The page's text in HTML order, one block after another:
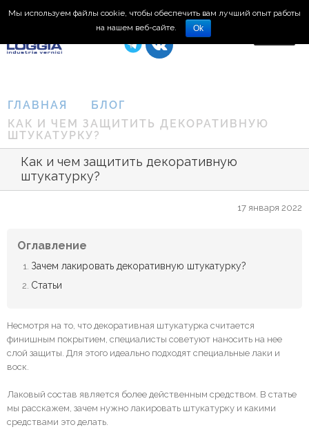
8 (495) 150-66-77
ГЛАВНАЯ
БЛОГ
КАК И ЧЕМ ЗАЩИТИТЬ ДЕКОРАТИВНУЮ
ШТУКАТУРКУ?
Как и чем защитить декоративную
штукатурку?
Несмотря на то, что декоративная штукатурка считается
финишным покрытием, специалисты советуют наносить на нее
слой защиты. Для этого идеально подходят специальные лаки и
воск.
Лаковый состав является более действенным средством. В статье
мы расскажем, зачем нужно лакировать штукатурку и какими
средствами это делать.
17 января 2022
Оглавление
Зачем лакировать декоративную штукатурку?
Статьи
Мы используем файлы cookie, чтобы обеспечить вам лучший опыт работы
на нашем веб-сайте.
Ok